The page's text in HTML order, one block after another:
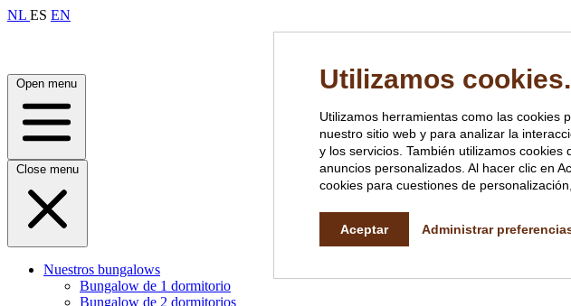
NL ES EN
Open menu
Close menu
Nuestros bungalows
Bungalow de 1 dormitorio
Bungalow de 2 dormitorios
Utilizamos cookies.
Utilizamos herramientas como las cookies
nuestro sitio web y para analizar la
y los servicios. También utilizamos
anuncios personalizados. Al hacer clic en
cookies para cuestiones de
Aceptar Administrar